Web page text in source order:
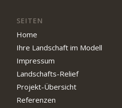
SEITEN
Home
Ihre Landschaft im Modell
Impressum
Landschafts-Relief
Projekt-Übersicht
Referenzen